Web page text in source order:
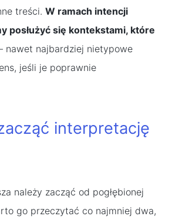
treści. W ramach intencji
posłużyć się kontekstami, które
nawet najbardziej nietypowe
jeśli je poprawnie
interpretację
należy zacząć od pogłębionej
go przeczytać co najmniej dwa,